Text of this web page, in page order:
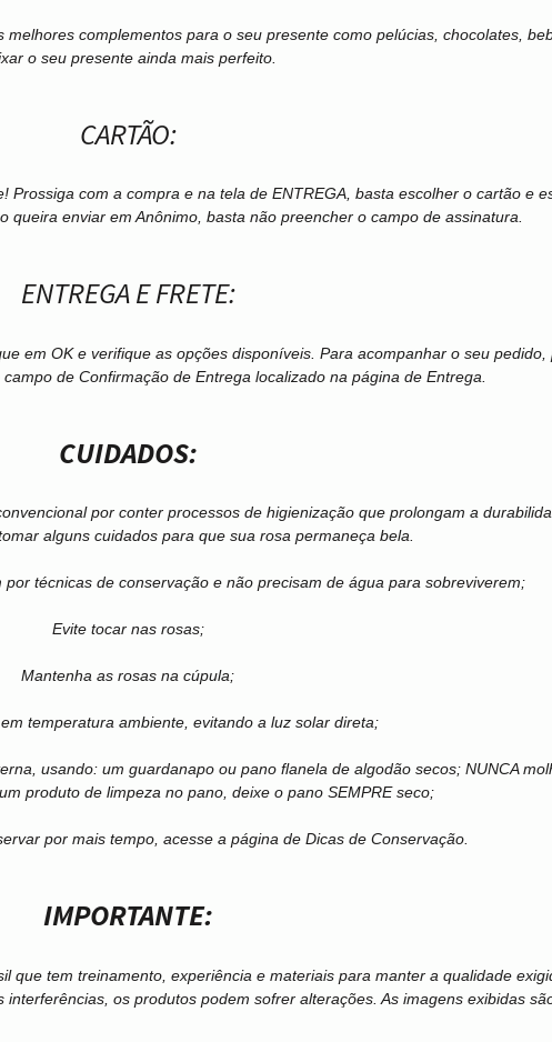
complementos para o seu presente como pelúcias, chocolates,
o seu presente ainda mais perfeito.
CARTÃO:
com a compra e na tela de ENTREGA, basta escolher o cartão e
queira enviar em Anônimo, basta não preencher o campo de assinatura.
ENTREGA E FRETE:
em OK e verifique as opções disponíveis. Para acompanhar o seu
de Confirmação de Entrega localizado na página de Entrega.
CUIDADOS:
por conter processos de higienização que prolongam a
alguns cuidados para que sua rosa permaneça bela.
técnicas de conservação e não precisam de água para sobreviverem;
Evite tocar nas rosas;
Mantenha as rosas na cúpula;
temperatura ambiente, evitando a luz solar direta;
usando: um guardanapo ou pano flanela de algodão secos; NUNCA
produto de limpeza no pano, deixe o pano SEMPRE seco;
por mais tempo, acesse a página de Dicas de Conservação.
IMPORTANTE:
que tem treinamento, experiência e materiais para manter a qualidade
os produtos podem sofrer alterações. As imagens exibidas